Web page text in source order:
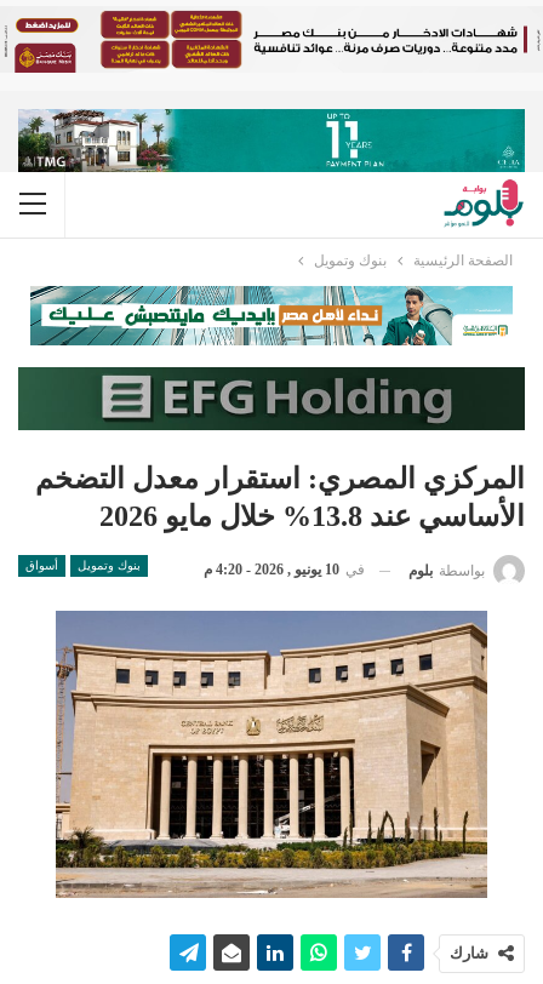
الصفحة الرئيسية بنوك وتمويل
المركزي المصري: استقرار معدل التضخم
الأساسي عند 13.8% خلال مايو 2026
بنوك وتمويل أسواق بواسطة بلوم في 10 يونيو , 2026 - 4:20 م
شارك